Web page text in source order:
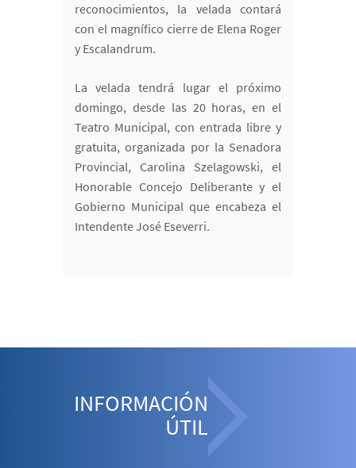
reconocimientos, la velada contará
con el magnífico cierre de Elena Roger
y Escalandrum.
La velada tendrá lugar el próximo
domingo, desde las 20 horas, en el
Teatro Municipal, con entrada libre y
gratuita, organizada por la Senadora
Provincial, Carolina Szelagowski, el
Honorable Concejo Deliberante y el
Gobierno Municipal que encabeza el
Intendente José Eseverri.
INFORMACIÓN
ÚTIL